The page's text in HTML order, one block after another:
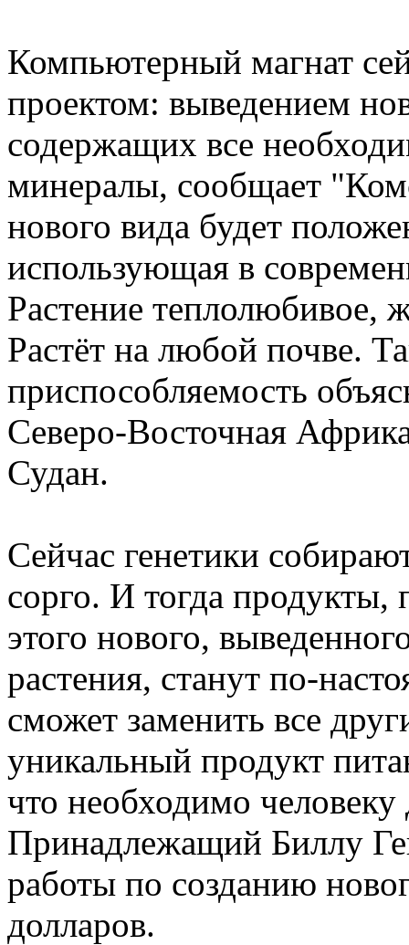
Компьютерный магнат
проектом: выведением
содержащих все
минералы, сообщает
нового вида будет
использующая в
Растение теплолюбивое,
Растёт на любой почве.
приспособляемость
Северо-Восточная
Судан.
Сейчас генетики
сорго. И тогда продукты,
этого нового,
растения, станут по-
сможет заменить все
уникальный продукт
что необходимо
Принадлежащий Биллу
работы по созданию
долларов.